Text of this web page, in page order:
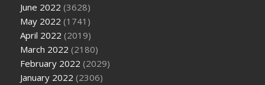
June 2022 (3628)
May 2022 (1741)
April 2022 (2019)
March 2022 (2180)
February 2022 (2029)
January 2022 (2306)